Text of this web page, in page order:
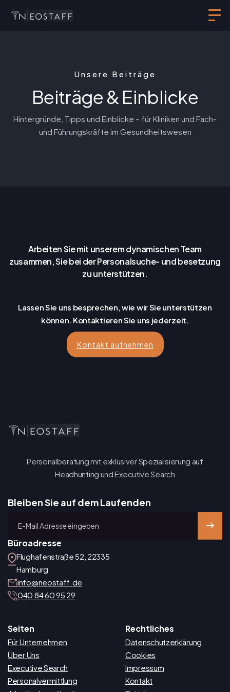
Unsere Beiträge
Beiträge & Einblicke
Hintergründe, Tipps und Einblicke – für Kliniken und Fach-
und Führungskräfte im Gesundheitswesen
Arbeiten Sie mit unserem dynamischen Team
zusammen, Sie bei der Personalsuche- und besetzung
zu unterstützen.
Lassen Sie uns besprechen, wie wir Sie unterstützen
können. Kontaktieren Sie uns jederzeit.
Kontakt aufnehmen
Personalberatung mit exklusiver Spezialisierung auf
Headhunting und Executive Search
Bleiben Sie auf dem Laufenden
Büroadresse
Flughafenstraße 52, 22335
Hamburg
info@neostaff.de
040 84 60 95 29
Seiten
Für Unternehmen
Über Uns
Executive Search
Personalvermittlung
Rechtliches
Datenschutzerklärung
Cookies
Impressum
Kontakt